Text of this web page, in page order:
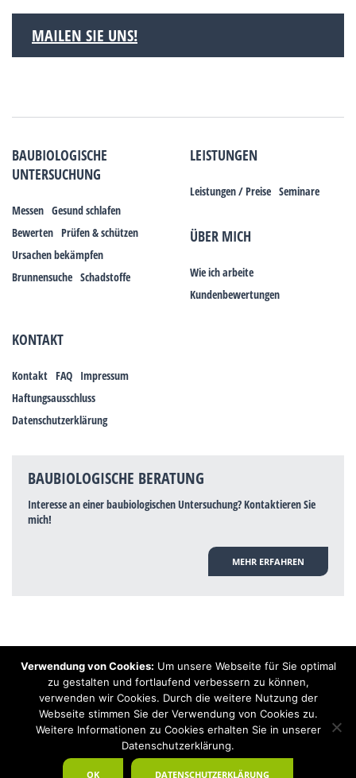
MAILEN SIE UNS!
BAUBIOLOGISCHE
UNTERSUCHUNG
Messen Gesund schlafen
Bewerten Prüfen & schützen
Ursachen bekämpfen
Brunnensuche Schadstoffe
LEISTUNGEN
Leistungen / Preise Seminare
ÜBER MICH
Wie ich arbeite
Kundenbewertungen
KONTAKT
Kontakt FAQ Impressum
Haftungsausschluss
Datenschutzerklärung
BAUBIOLOGISCHE BERATUNG
Interesse an einer baubiologischen Untersuchung? Kontaktieren Sie
mich!
MEHR ERFAHREN
Hinweis: Trotz zahlreicher Studien, die einen Zusammenhang zwischen
Elektrosmog und gesundheitlichen Problemen aufzeigen, ist es von der
praktischen Schulmedizin bisher wissenschaftlich nicht anerkannt, dass
Elektrosmog und Erdstrahlen gesundheitliche Auswirkungen haben können.
Ähnliches galt auch über Jahrzehnte für die Akkupunktur und die
Homöopathie. Sie suchen einen Baubiologen? Baubiologe Baldermnn - Ihr
Spezialist für gesunden Schlaf!
Verwendung von Cookies: Um unsere Webseite für Sie optimal
zu gestalten und fortlaufend verbessern zu können,
verwenden wir Cookies. Durch die weitere Nutzung der
Webseite stimmen Sie der Verwendung von Cookies zu.
Weitere Informationen zu Cookies erhalten Sie in unserer
Datenschutzerklärung.
OK DATENSCHUTZERKLÄRUNG